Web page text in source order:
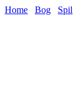
Home Bog Spil